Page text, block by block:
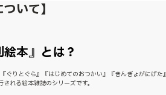
いて】
本』とは？
ぐりとぐら』『はじめてのおつかい』『きんぎょがにげた
れる絵本雑誌のシリーズです。